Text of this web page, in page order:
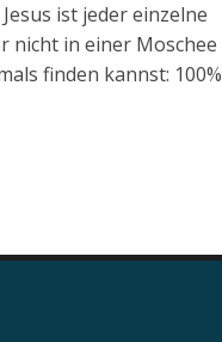
ist jeder einzelne
nicht in einer Moschee
finden kannst: 100%